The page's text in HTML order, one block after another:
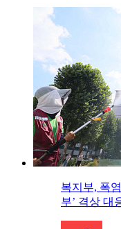
복지부, 폭
부’ 격상 대